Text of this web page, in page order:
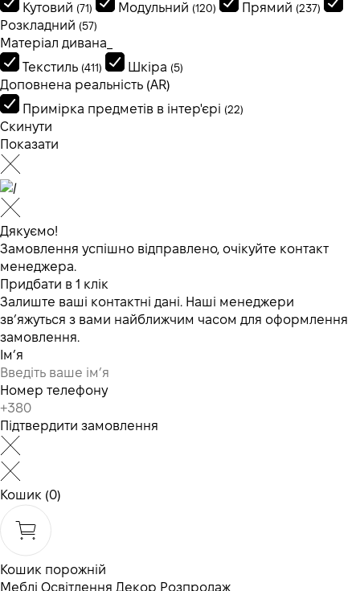
Кутовий (71) Модульний (120) Прямий (237)
Розкладний (57)
Матеріал дивана_
Текстиль (411) Шкіра (5)
Доповнена реальність (AR)
Примірка предметів в інтер'єрі (22)
Скинути
Показати
Дякуємо!
Замовлення успішно відправлено, очікуйте контакт
менеджера.
Придбати в 1 клік
Залиште ваші контактні дані. Наші менеджери
зв’яжуться з вами найближчим часом для оформлення
замовлення.
Ім’я
Номер телефону
Підтвердити замовлення
Кошик (0)
Кошик порожній
Меблі Освітлення Декор Розпродаж